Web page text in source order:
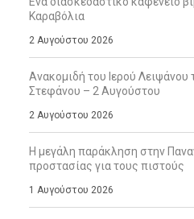
Καραβόλια
2 Αυγούστου 2026
Ανακομιδή του Ιερού
Στεφάνου – 2 Αυγούστου
2 Αυγούστου 2026
Η μεγάλη παράκληση στην
προστασίας για τους πιστούς
1 Αυγούστου 2026